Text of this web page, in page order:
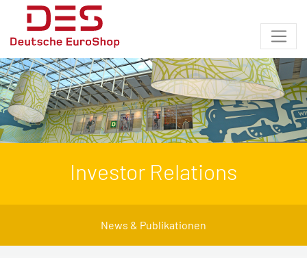
Investor Relations
News & Publikationen